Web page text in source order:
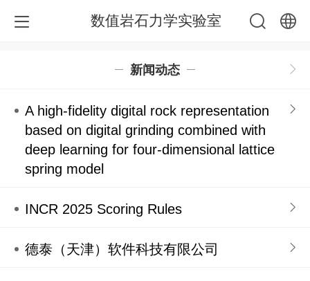
数值岩石力学实验室
新闻动态
A high-fidelity digital rock representation
based on digital grinding combined with
deep learning for four-dimensional lattice
spring model
INCR 2025 Scoring Rules
德泰（天津）软件科技有限公司